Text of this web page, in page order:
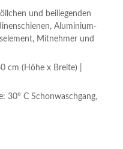
und beiliegenden
Aluminium-
Mitnehmer und
cm (Höhe x Breite) |
30° C Schonwaschgang,